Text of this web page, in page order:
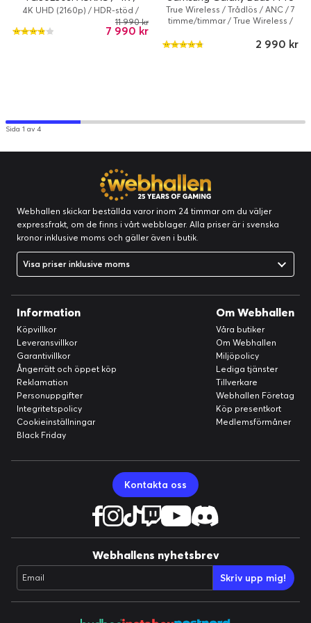
163.3 mm
Samtalstid:
2280 minuter
Snabbladdningsteknologi:
Qualcomm Quick Charge 2,0, Adaptiv
snabbladdning, Samsung superfast
Processor
Klockfrekvens:
Flash-minne
Användarminne:
Intern minneskapacitet:
RAM storlek:
Service och support
108 megapixlar
40 megapixlar
Säkerhetsenheter:
Fingeravtrycksläsare (under monitorn),
QLED / 60 Hz / Smart TV
4K UHD (2160p) / HDR-stöd /
7 990 kr
11 990 kr
True Wireless / Trådlös / ANC / 7
timme/timmar / True Wireless /
2 990 kr
Sida 1 av 4
Webhallen skickar beställda varor inom 24 timmar om du väljer
expressfrakt, om de finns i vårt webblager. Alla priser är i svenska
kronor inklusive moms och gäller även i butik.
Visa priser inklusive moms
Information
Köpvillkor
Leveransvillkor
Garantivillkor
Ångerrätt och öppet köp
Reklamation
Personuppgifter
Integritetspolicy
Cookieinställningar
Black Friday
Om Webhallen
Våra butiker
Om Webhallen
Miljöpolicy
Lediga tjänster
Tillverkare
Webhallen Företag
Köp presentkort
Medlemsförmåner
Kontakta oss
Webhallens nyhetsbrev
Email Skriv upp mig!